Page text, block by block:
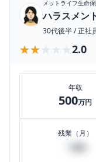
メットライフ生命
ハラスメン
30代後半/正社
★★★★★
★★★★★ 2.0
年収
500万円
残業（月）